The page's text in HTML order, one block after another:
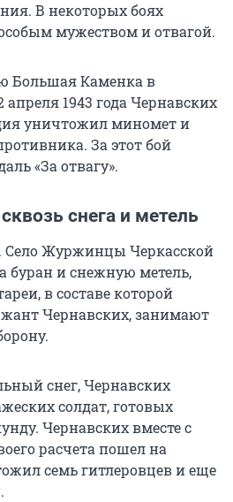
В некоторых боях
мужеством и отвагой.
Большая Каменка в
1943 года Чернавских
уничтожил миномет и
За этот бой
«За отвагу».
снега и метель
Село Журжинцы Черкасской
буран и снежную метель,
в составе которой
Чернавских, занимают
снег, Чернавских
солдат, готовых
Чернавских вместе с
расчета пошел на
семь гитлеровцев и еще